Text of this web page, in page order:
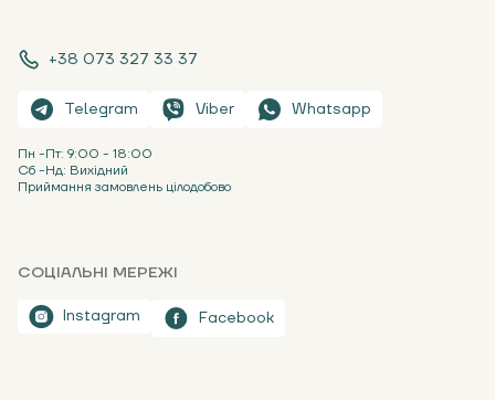
+38 073 327 33 37
Telegram Viber Whatsapp
Пн -Пт: 9:00 - 18:00
Сб -Нд: Вихідний
Приймання замовлень цілодобово
СОЦІАЛЬНІ МЕРЕЖІ
Instagram Facebook